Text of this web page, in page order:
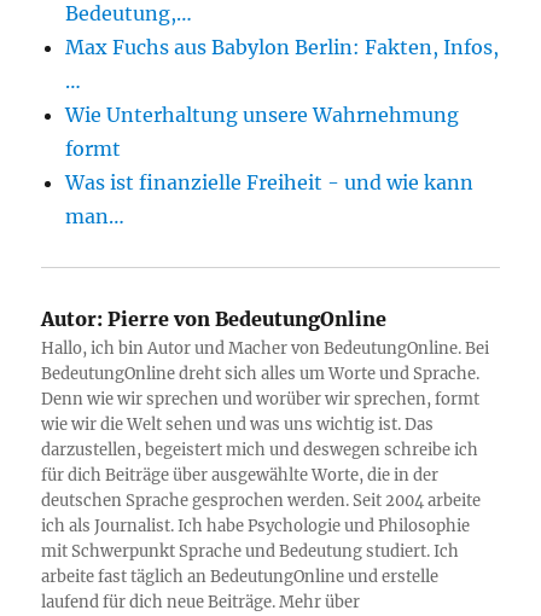
Bedeutung,…
Max Fuchs aus Babylon Berlin: Fakten, Infos,
…
Wie Unterhaltung unsere Wahrnehmung
formt
Was ist finanzielle Freiheit - und wie kann
man…
Autor: Pierre von BedeutungOnline
Hallo, ich bin Autor und Macher von BedeutungOnline. Bei
BedeutungOnline dreht sich alles um Worte und Sprache.
Denn wie wir sprechen und worüber wir sprechen, formt
wie wir die Welt sehen und was uns wichtig ist. Das
darzustellen, begeistert mich und deswegen schreibe ich
für dich Beiträge über ausgewählte Worte, die in der
deutschen Sprache gesprochen werden. Seit 2004 arbeite
ich als Journalist. Ich habe Psychologie und Philosophie
mit Schwerpunkt Sprache und Bedeutung studiert. Ich
arbeite fast täglich an BedeutungOnline und erstelle
laufend für dich neue Beiträge. Mehr über